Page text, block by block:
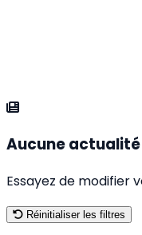
Aucune
Essayez de modifier
Réinitialiser les filtres